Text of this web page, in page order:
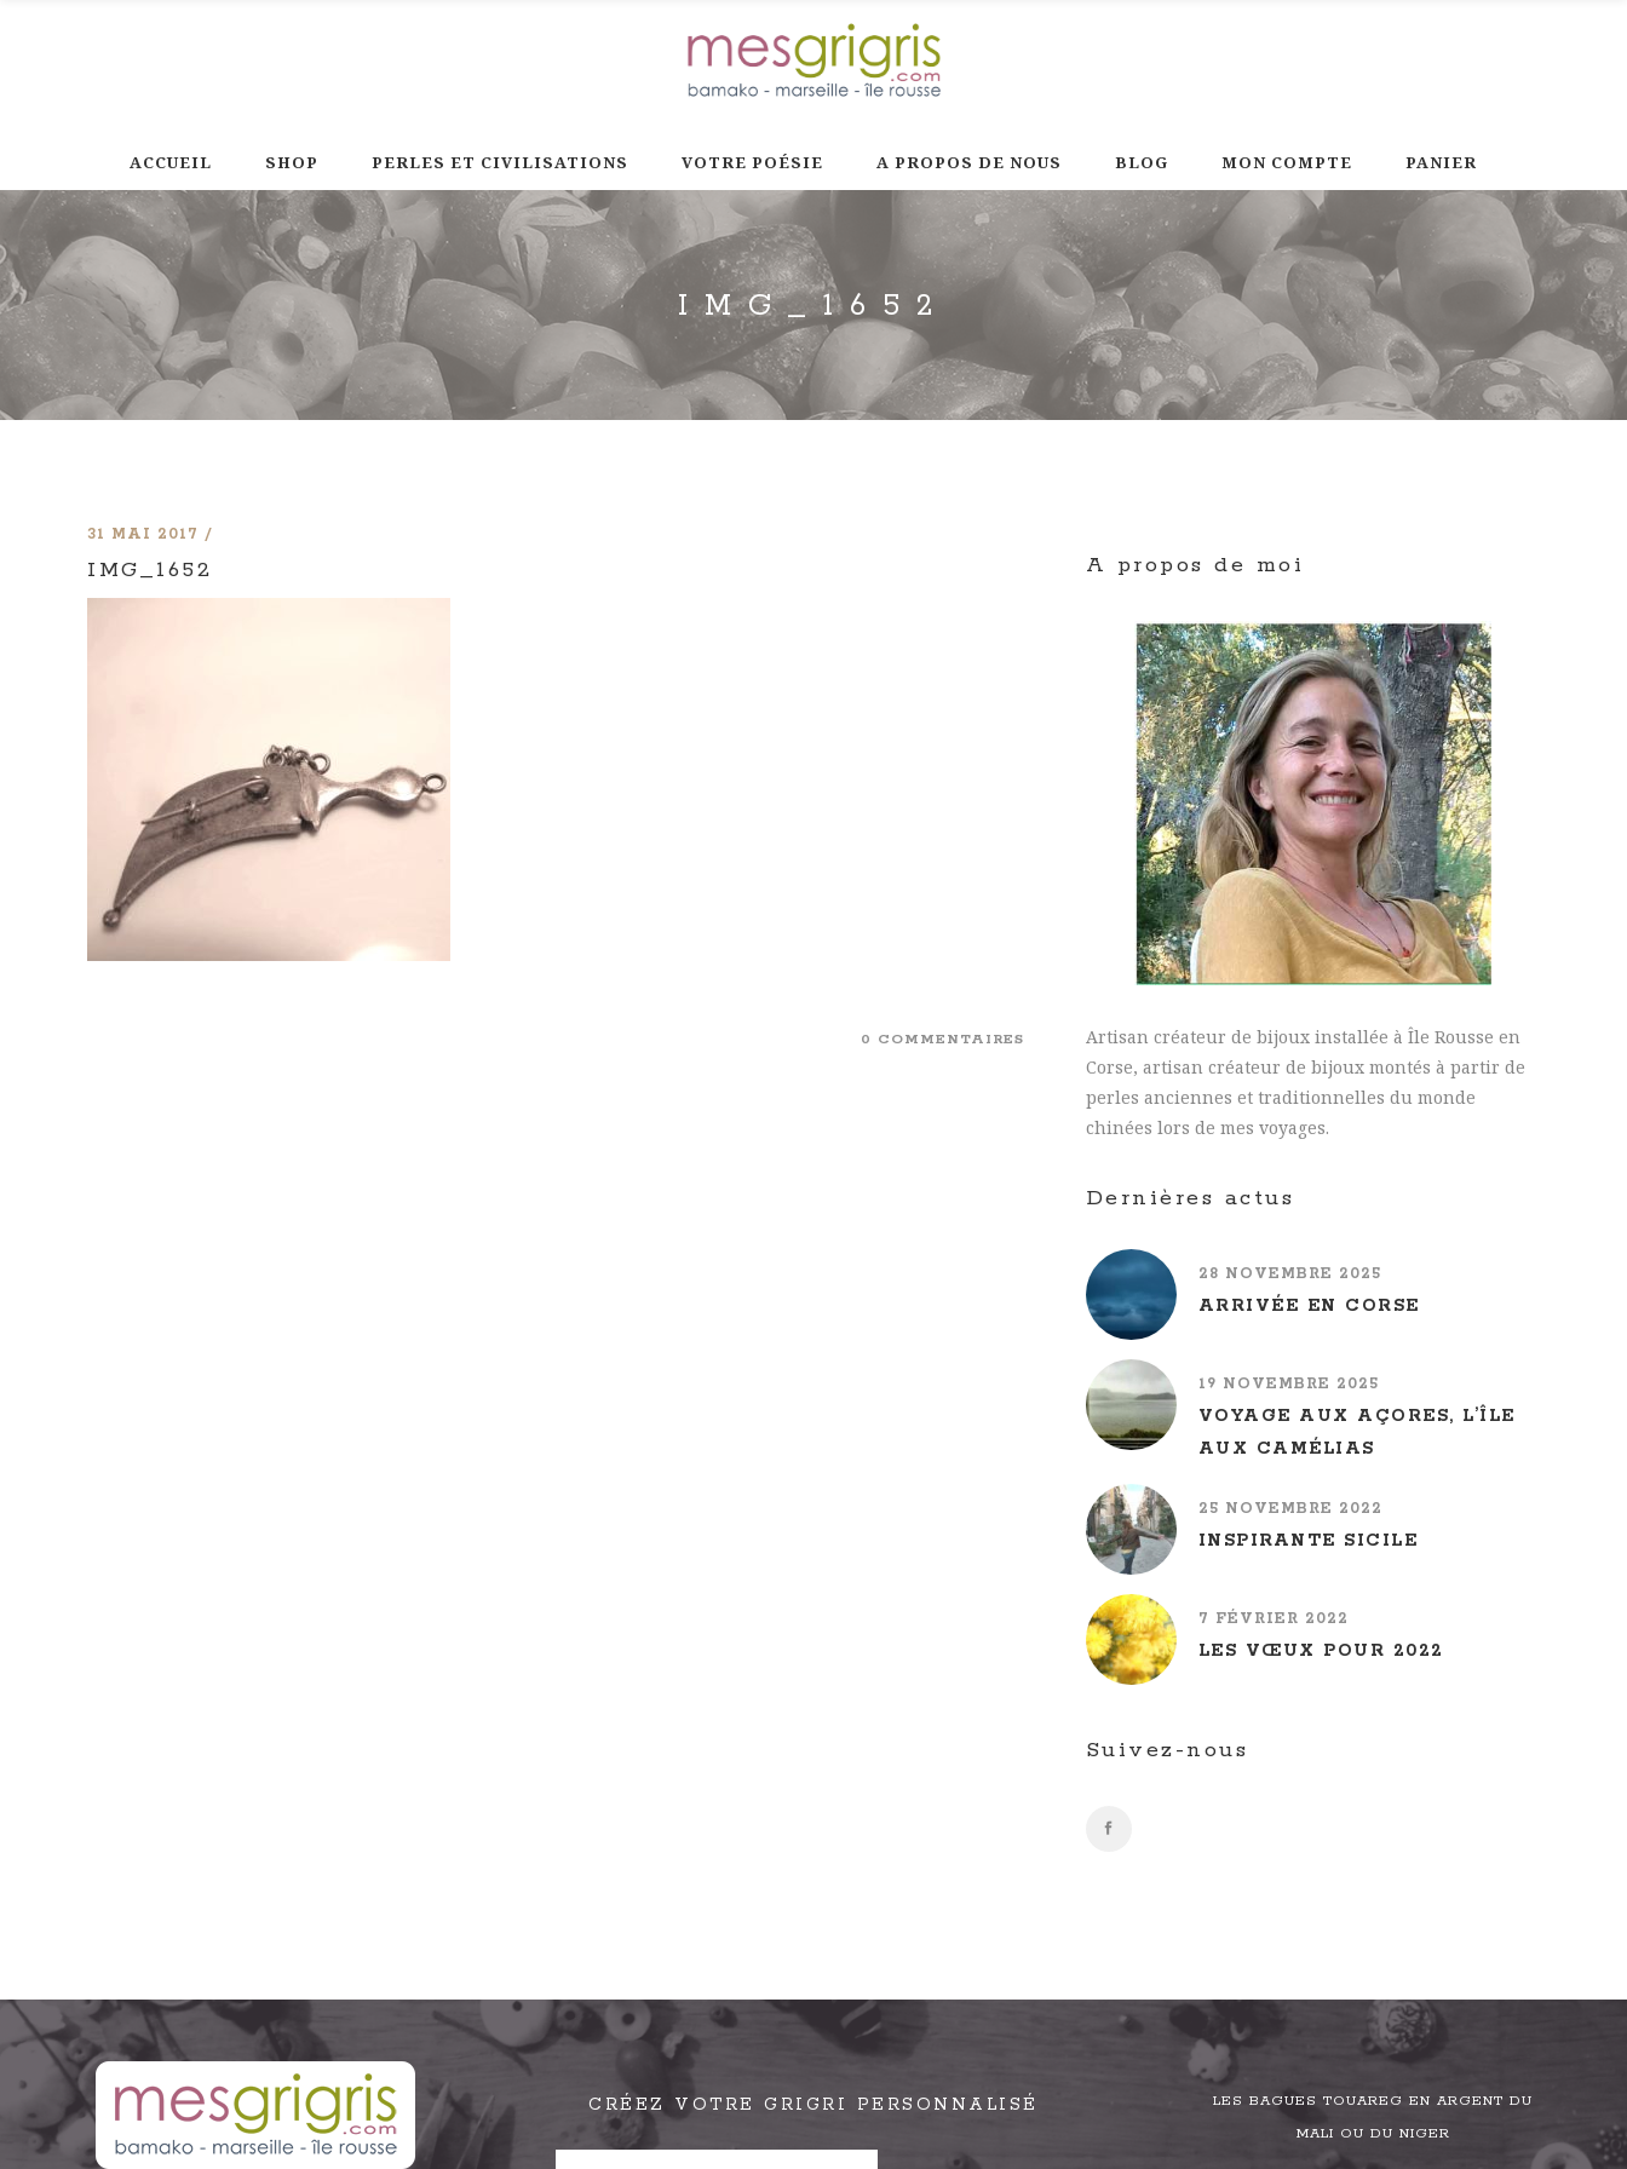
ACCUEIL SHOP PERLES ET CIVILISATIONS VOTRE POÉSIE A PROPOS DE NOUS BLOG MON COMPTE PANIER
IMG_1652
31 MAI 2017
IMG_1652
0 COMMENTAIRES
A propos de moi
Artisan créateur de bijoux installée à Île Rousse en
Corse, artisan créateur de bijoux montés à partir de
perles anciennes et traditionnelles du monde
chinées lors de mes voyages.
Dernières actus
28 NOVEMBRE 2025
ARRIVÉE EN CORSE
19 NOVEMBRE 2025
VOYAGE AUX AÇORES, L’ÎLE
AUX CAMÉLIAS
25 NOVEMBRE 2022
INSPIRANTE SICILE
7 FÉVRIER 2022
LES VŒUX POUR 2022
Suivez-nous
CRÉEZ VOTRE GRIGRI PERSONNALISÉ
LES BAGUES TOUAREG EN ARGENT DU
MALI OU DU NIGER